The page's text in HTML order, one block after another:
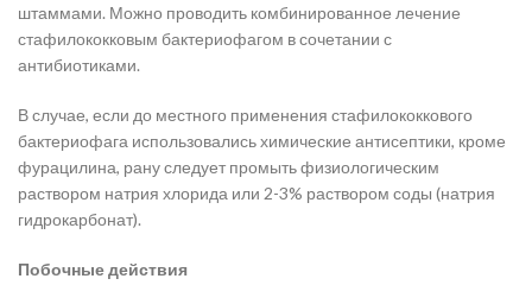
штаммами. Можно проводить комбинированное лечение
стафилококковым бактериофагом в сочетании с
антибиотиками.
В случае, если до местного применения стафилококкового
бактериофага использовались химические антисептики, кроме
фурацилина, рану следует промыть физиологическим
раствором натрия хлорида или 2-3% раствором соды (натрия
гидрокарбонат).
Побочные действия